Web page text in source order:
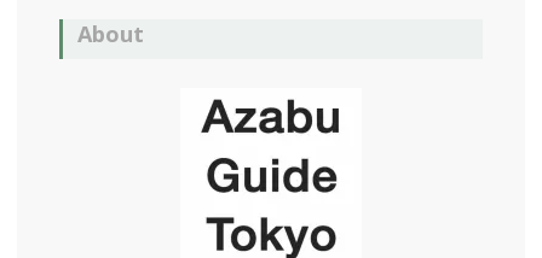
About